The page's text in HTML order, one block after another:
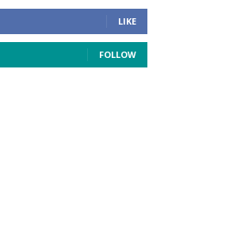
LIKE
FOLLOW